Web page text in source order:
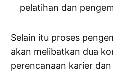
pelatihan dan
Selain itu proses
akan melibatkan dua
perencanaan karier